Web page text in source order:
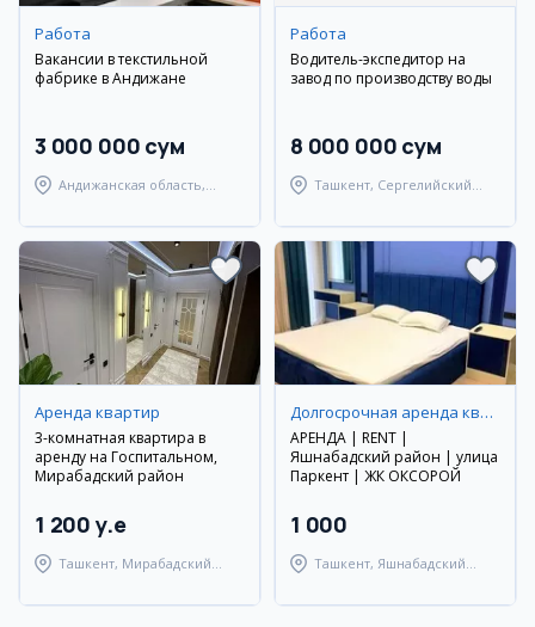
Работа
Вакансии в текстильной
фабрике в Андижане
3 000 000 сум
Андижанская область,
Работа
Водитель-экспедитор на
завод по производству воды
8 000 000 сум
Ташкент, Сергелийский
Аренда квартир
3-комнатная квартира в
аренду на Госпитальном,
Мирабадский район
1 200 y.e
Ташкент, Мирабадский
Долгосрочная аренда квартир
АРЕНДА | RENT |
Яшнабадский район | улица
Паркент | ЖК ОКСОРОЙ
1 000
Ташкент, Яшнабадский